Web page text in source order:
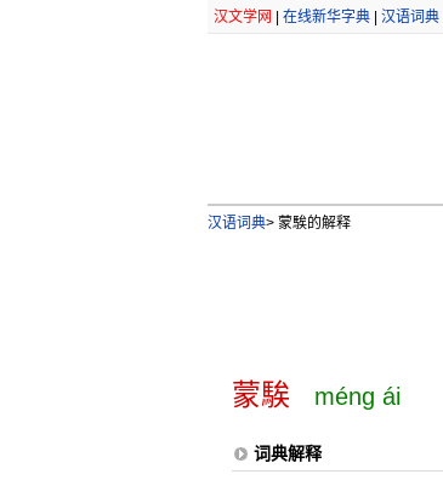
汉文学网 在线新华字典| 汉语词典|
汉语词典>蒙騃的解释
蒙騃 méng ái
词典解释